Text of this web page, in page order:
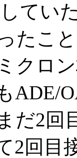
てい
たこ
クロ
ADE/
だ2回
2回目